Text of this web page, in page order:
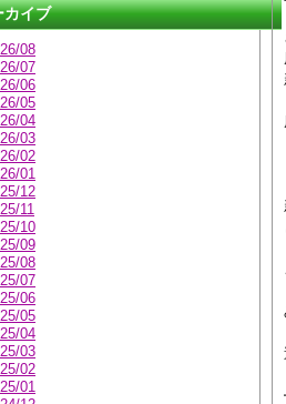
カイブ
08
07
06
05
04
03
02
01
12
11
10
09
08
07
06
05
04
03
02
01